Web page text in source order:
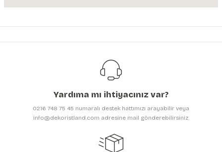
yetersiz gördüğünüz noktaları öneri formunu kullanarak tarafımıza
Görüş ve önerileriniz için teşekkür ederiz.
Ürün resmi kalitesiz, bozuk veya görüntülenemiyor.
Ürün bilgilerinde hatalar bulunuyor.
Yardıma mı ihtiyacınız var?
0216 748 75 45 numaralı destek hattımızı arayabilir veya
info@dekoristland.com adresine mail gönderebilirsiniz.